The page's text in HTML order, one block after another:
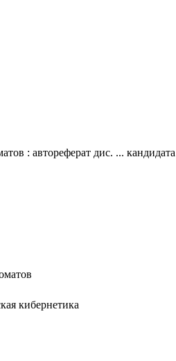
: автореферат дис. ...
кибернетика